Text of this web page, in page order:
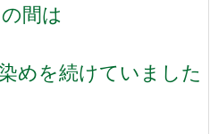
間は
めを続けていました